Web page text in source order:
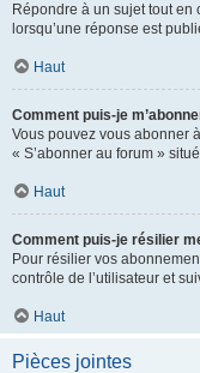
Répondre à un sujet tout
lorsqu’une réponse est
Haut
Comment puis-je
Vous pouvez vous abonner
« S’abonner au forum »
Haut
Comment puis-je résilier
Pour résilier vos
contrôle de l’utilisateur et
Haut
Pièces jointes